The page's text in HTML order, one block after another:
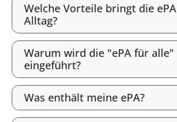
Welche Vorteile bringt die
Alltag?
Warum wird die "ePA für alle"
eingeführt?
Was enthält meine ePA?